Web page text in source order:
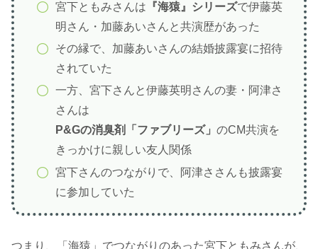
宮下ともみさんは 『海猿』シリーズで伊藤英
明さん・加藤あいさんと共演歴があった
その縁で、加藤あいさんの結婚披露宴に招待
されていた
一方、宮下さんと伊藤英明さんの妻・阿津さ
さんは
P&Gの消臭剤「ファブリーズ」 のCM共演を
きっかけに親しい友人関係
宮下さんのつながりで、阿津ささんも披露宴
に参加していた
つまり、「海猿」でつながりのあった宮下ともみさんが、